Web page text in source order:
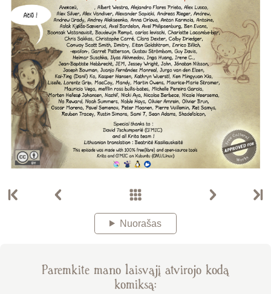
Nuorašas
Paremkite mano laisvąjį atvirojo kodą
komiksą: